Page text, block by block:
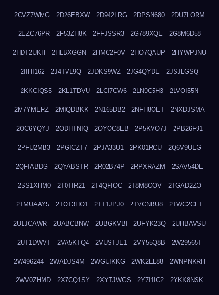
2CVZ7WMG 2D26EBXW 2D942LRG 2DPSN680 2DU7LORM
2EZC76PR 2F53ZH8K 2FFJSSR3 2G789XQE 2G8M6D58
2HDT2UKH 2HLBXGGN 2HMC2F0V 2HO7QAUP 2HYWPJNU
2IIHI162 2J4TVL9Q 2JDKS9WZ 2JG4QYDE 2JSJLGSQ
2KKCIQS5 2KL1TDVU 2LCI7CW6 2LN9C5H3 2LVOI55N
2M7YMERZ 2MIQDBKK 2N165DB2 2NFH8OET 2NXDJSMA
2OC6YQYJ 2ODHTNIQ 2OYOC8EB 2P5KVO7J 2PB26F91
2PFU2MB3 2PGICZT7 2PJA33U1 2PK01RCU 2Q6V9UEG
2QFIABDG 2QYABSTR 2R02B74P 2RPXRAZM 2SAV54DE
2SS1XHM0 2T0TIR21 2T4QFIOC 2T8M8OOV 2TGAD2ZO
2TMUAAY5 2TOT3HO1 2TT1JPJ0 2TVCNBU8 2TWC2CET
2U1JCAWR 2UABCBNW 2UBGKVBI 2UFYK23Q 2UHBAVSU
2UT1DWVT 2VA5KTQ4 2VUSTJE1 2VY55Q8B 2W29565T
2W496244 2WADJS4M 2WGUIKKG 2WK2EL88 2WNPNKRH
2WV0ZHMD 2X7CQ1SY 2XYTJWGS 2Y7I1IC2 2YKK8NSK